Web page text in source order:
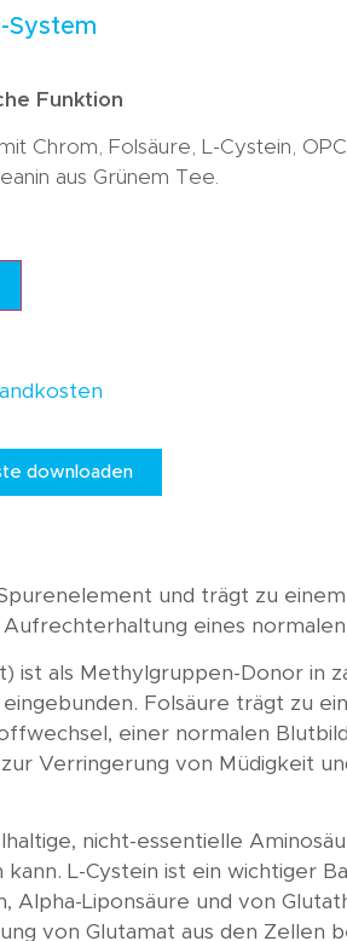
System
Funktion
Chrom, Folsäure, L-Cystein,
aus Grünem Tee.
downloaden
und trägt zu
eines
ist als Methylgruppen-Donor in
Folsäure trägt zu
einer normalen
Verringerung von Müdigkeit
nicht-essentielle
L-Cystein ist ein wichtiger
Alpha-Liponsäure und von
von Glutamat aus den Zellen